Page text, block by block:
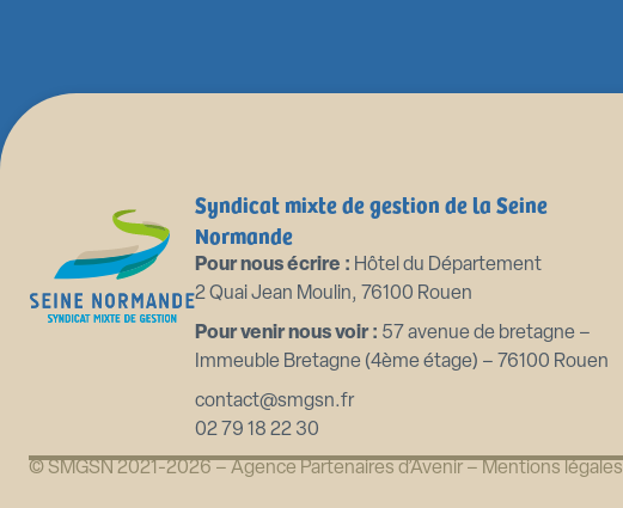
Syndicat mixte de gestion de la Seine
Normande
Pour nous écrire : Hôtel du Département
2 Quai Jean Moulin, 76100 Rouen
Pour venir nous voir : 57 avenue de bretagne –
Immeuble Bretagne (4ème étage) – 76100 Rouen
contact@smgsn.fr
02 79 18 22 30
© SMGSN 2021-2026 – Agence Partenaires d’Avenir – Mentions légales